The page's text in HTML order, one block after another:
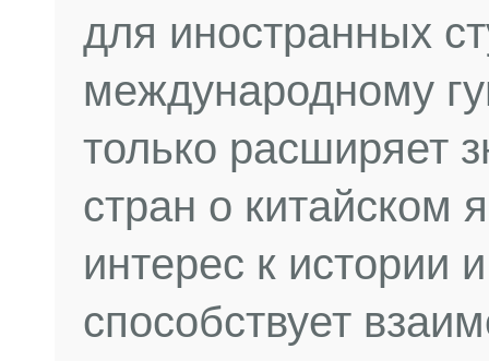
для иностранных
международному
только расширяет
стран о китайском
интерес к истории
способствует